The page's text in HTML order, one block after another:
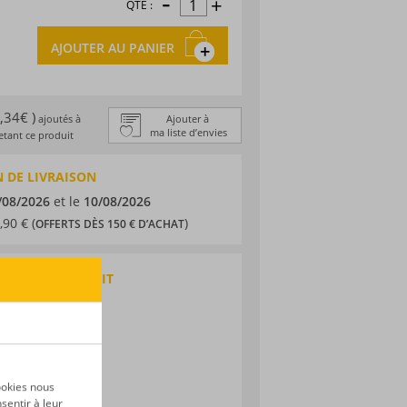
QTÉ :
AJOUTER AU PANIER
Ajouter à
ma liste d’envies
)ajoutés à
ce produit
DE LIVRAISON
2026et le 10/08/2026
€ (OFFERTS DÈS 150 € D’ACHAT)
DU PRODUIT
agricole
nous
à leur